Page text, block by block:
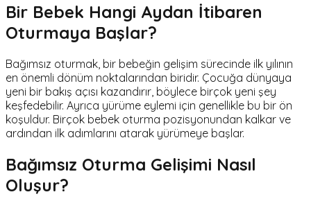
Bir Bebek Hangi Aydan İtibaren
Oturmaya Başlar?
Bağımsız oturmak, bir bebeğin gelişim sürecinde ilk yılının
en önemli dönüm noktalarından biridir. Çocuğa dünyaya
yeni bir bakış açısı kazandırır, böylece birçok yeni şey
keşfedebilir. Ayrıca yürüme eylemi için genellikle bu bir ön
koşuldur. Birçok bebek oturma pozisyonundan kalkar ve
ardından ilk adımlarını atarak yürümeye başlar.
Bağımsız Oturma Gelişimi Nasıl
Oluşur?